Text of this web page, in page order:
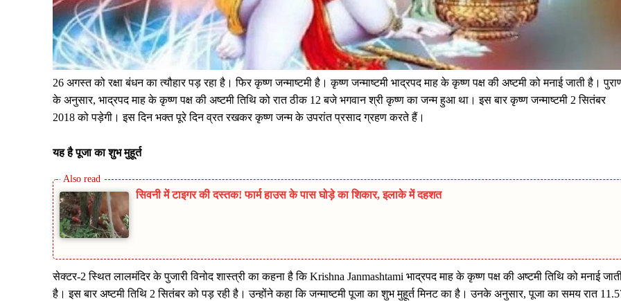
26 अगस्‍त को रक्षा बंधन का त्‍यौहार पड़ रहा है। फिर कृष्‍ण जन्‍माष्‍टमी है। कृष्‍ण जन्‍माष्‍टमी भाद्रपद माह के कृष्ण पक्ष की अष्टमी को मनाई जाती है।
के अनुसार, भाद्रपद माह के कृष्ण पक्ष की अष्टमी तिथि को रात ठीक 12 बजे भगवान श्री कृष्ण का जन्म हुआ था। इस बार कृष्‍ण जन्‍माष्‍टमी 2 सितंबर
2018 को पड़ेगी। इस दिन भक्‍त पूरे दिन व्रत रखकर कृष्‍ण जन्‍म के उपरांत प्रसाद ग्रहण करते हैं।
यह है पूजा का शुभ मुहूर्त
सिवनी में टाइगर की दस्तक! फार्म हाउस के पास घोड़े का शिकार, इलाके में दहशत
सेक्‍टर-2 स्थित लालमंदिर के पुजारी विनोद शास्‍त्री का कहना है कि Krishna Janmashtami भाद्रपद माह के कृष्ण पक्ष की अष्टमी तिथि को मनाई
है। इस बार अष्‍टमी तिथि 2 सितंबर को पड़ रही है। उन्‍होंने कहा कि जन्‍माष्‍टमी पूजा का शुभ मुहूर्त मिनट का है। उनके अनुसार, पूजा का समय रात